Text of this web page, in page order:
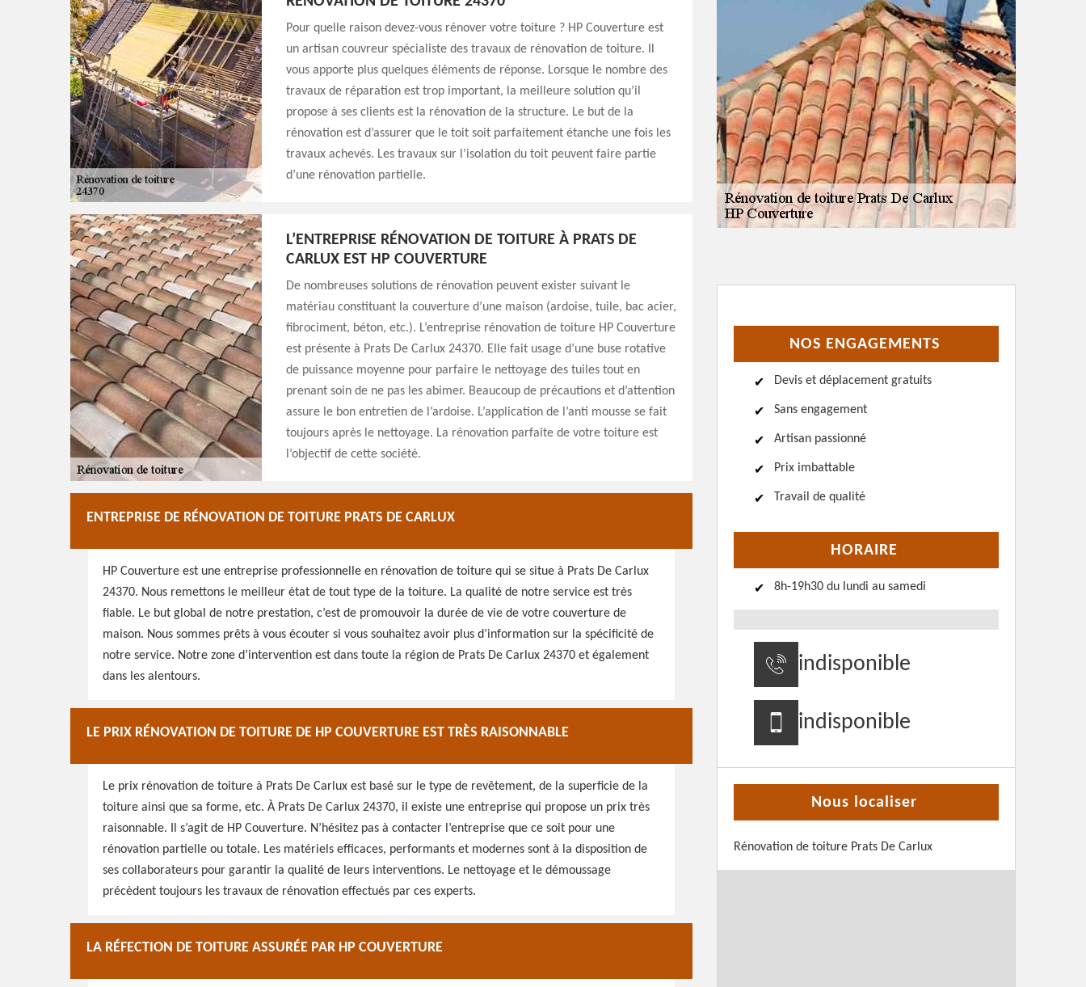
Pour quelle raison devez-vous rénover votre toiture ? HP Couverture est
un artisan couvreur spécialiste des travaux de rénovation de toiture. Il
vous apporte plus quelques éléments de réponse. Lorsque le nombre des
travaux de réparation est trop important, la meilleure solution qu’il
propose à ses clients est la rénovation de la structure. Le but de la
rénovation est d’assurer que le toit soit parfaitement étanche une fois les
travaux achevés. Les travaux sur l’isolation du toit peuvent faire partie
d’une rénovation partielle.
L’ENTREPRISE RÉNOVATION DE TOITURE À PRATS DE
CARLUX EST HP COUVERTURE
De nombreuses solutions de rénovation peuvent exister suivant le
matériau constituant la couverture d’une maison (ardoise, tuile, bac acier,
fibrociment, béton, etc.). L’entreprise rénovation de toiture HP Couverture
est présente à Prats De Carlux 24370. Elle fait usage d’une buse rotative
de puissance moyenne pour parfaire le nettoyage des tuiles tout en
prenant soin de ne pas les abimer. Beaucoup de précautions et d’attention
assure le bon entretien de l’ardoise. L’application de l’anti mousse se fait
toujours après le nettoyage. La rénovation parfaite de votre toiture est
l’objectif de cette société.
ENTREPRISE DE RÉNOVATION DE TOITURE PRATS DE CARLUX
HP Couverture est une entreprise professionnelle en rénovation de toiture qui se situe à Prats De Carlux
24370. Nous remettons le meilleur état de tout type de la toiture. La qualité de notre service est très
fiable. Le but global de notre prestation, c’est de promouvoir la durée de vie de votre couverture de
maison. Nous sommes prêts à vous écouter si vous souhaitez avoir plus d’information sur la spécificité de
notre service. Notre zone d’intervention est dans toute la région de Prats De Carlux 24370 et également
dans les alentours.
LE PRIX RÉNOVATION DE TOITURE DE HP COUVERTURE EST TRÈS RAISONNABLE
Le prix rénovation de toiture à Prats De Carlux est basé sur le type de revêtement, de la superficie de la
toiture ainsi que sa forme, etc. À Prats De Carlux 24370, il existe une entreprise qui propose un prix très
raisonnable. Il s’agit de HP Couverture. N’hésitez pas à contacter l’entreprise que ce soit pour une
rénovation partielle ou totale. Les matériels efficaces, performants et modernes sont à la disposition de
ses collaborateurs pour garantir la qualité de leurs interventions. Le nettoyage et le démoussage
précèdent toujours les travaux de rénovation effectués par ces experts.
LA RÉFECTION DE TOITURE ASSURÉE PAR HP COUVERTURE
NOS ENGAGEMENTS
Devis et déplacement gratuits
Sans engagement
Artisan passionné
Prix imbattable
Travail de qualité
HORAIRE
8h-19h30 du lundi au samedi
indisponible
indisponible
Nous localiser
Rénovation de toiture Prats De Carlux